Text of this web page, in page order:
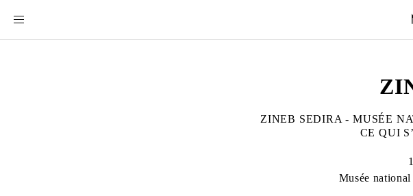
ZINEB SEDIRA - MUSÉE
CE QUI
Musée